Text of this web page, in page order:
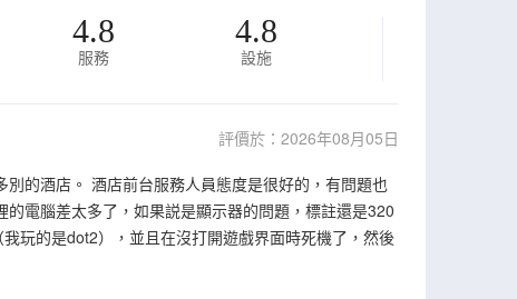
4.8
服務
4.8
設施
評價於：2026年08月05日
的酒店。 酒店前台服務人員態度是很好的，有問題也
電腦差太多了，如果説是顯示器的問題，標註還是320
玩的是dot2），並且在沒打開遊戲界面時死機了，然後